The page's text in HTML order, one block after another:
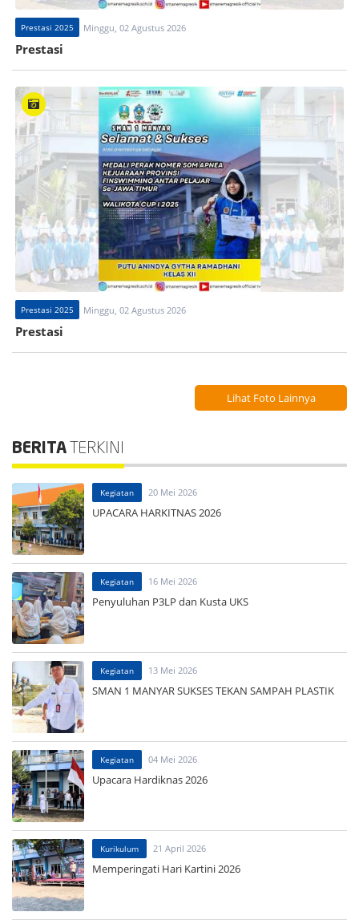
Prestasi 2025 Minggu, 02 Agustus 2026
Prestasi
Prestasi 2025 Minggu, 02 Agustus 2026
Prestasi
Lihat Foto Lainnya
BERITA TERKINI
Kegiatan 20 Mei 2026
UPACARA HARKITNAS 2026
Kegiatan 16 Mei 2026
Penyuluhan P3LP dan Kusta UKS
Kegiatan 13 Mei 2026
SMAN 1 MANYAR SUKSES TEKAN SAMPAH PLASTIK
Kegiatan 04 Mei 2026
Upacara Hardiknas 2026
Kurikulum 21 April 2026
Memperingati Hari Kartini 2026